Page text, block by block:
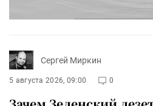
Сергей Миркин
5 августа 2026, 09:00 0